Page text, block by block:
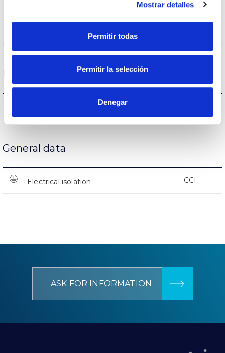
Mostrar detalles
Permitir todas
Permitir la selección
Denegar
(L70B50>)50.000h
(L70B50>)50.000h
Protections
General data
Electrical isolation CCI
ASK FOR INFORMATION